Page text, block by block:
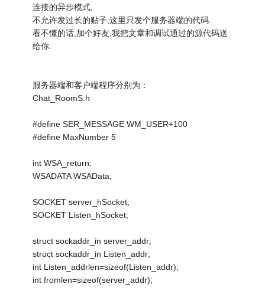
连接的异步模式,
不允许发过长的贴子,这里只发个服务器端的代码.
看不懂的话,加个好友,我把文章和调试通过的源代码送
给你.
服务器端和客户端程序分别为：
Chat_RoomS.h
#define SER_MESSAGE WM_USER+100
#define MaxNumber 5
int WSA_return;
WSADATA WSAData;
SOCKET server_hSocket;
SOCKET Listen_hSocket;
struct sockaddr_in server_addr;
struct sockaddr_in Listen_addr;
int Listen_addrlen=sizeof(Listen_addr);
int fromlen=sizeof(server_addr);